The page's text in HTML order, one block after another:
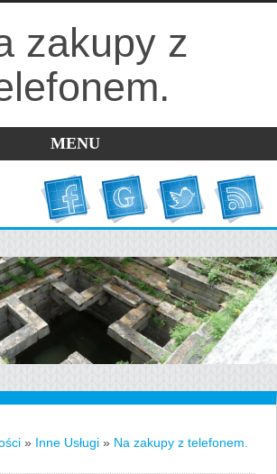
zakupy z
MENU
» Inne Usługi » Na zakupy z telefonem.